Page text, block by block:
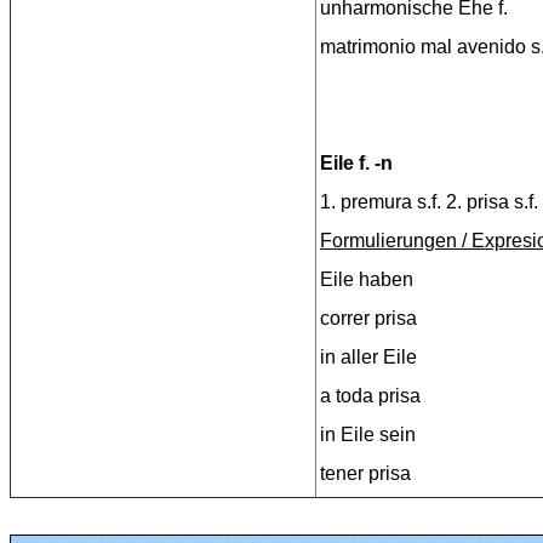
unharmonische Ehe f.
matrimonio mal avenido
Eile f. -n
1. premura s.f. 2. prisa s.f.
Formulierungen /
Eile haben
correr prisa
in aller Eile
a toda prisa
in Eile sein
tener prisa